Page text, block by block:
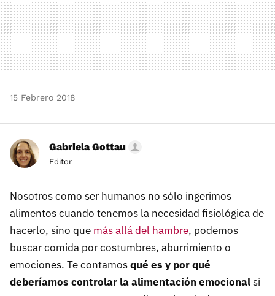
15 Febrero 2018
Gabriela Gottau
Editor
Nosotros como ser humanos no sólo ingerimos
alimentos cuando tenemos la necesidad fisiológica de
hacerlo, sino que más allá del hambre, podemos
buscar comida por costumbres, aburrimiento o
emociones. Te contamosqué es y por qué
deberíamos controlar la alimentación emocionalsi